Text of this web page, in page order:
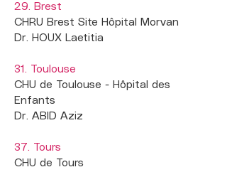
29. Brest
CHRU Brest Site Hôpital Morvan
Dr. HOUX Laetitia
31. Toulouse
CHU de Toulouse - Hôpital des
Enfants
Dr. ABID Aziz
37. Tours
CHU de Tours